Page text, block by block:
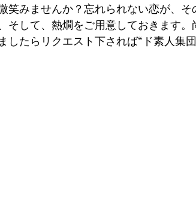
笑みませんか？忘れられない恋が、そ
そして、熱燗をご用意しておきます
したらリクエスト下されば“ド素人集団